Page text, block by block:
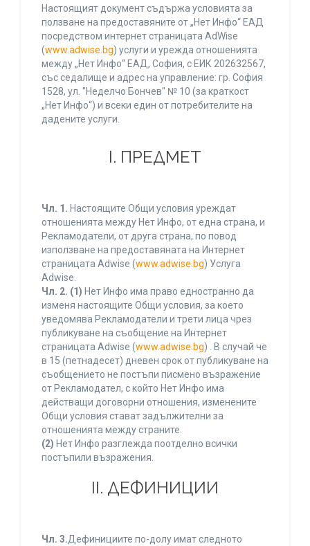
Настоящият документ съдържа условията за
ползване на предоставяните от „Нет Инфо“ ЕАД
посредством интернет страницата AdWise
(www.adwise.bg) услуги и урежда отношенията
между „Нет Инфо“ ЕАД, София, с ЕИК 202632567,
със седалище и адрес на управление: гр. София
1528, ул. "Неделчо Бончев" № 10 (за краткост
„Нет Инфо“) и всеки един от потребителите на
дадените услуги.
І. ПРЕДМЕТ
Чл. 1. Настоящите Общи условия уреждат
отношенията между Нет Инфо, от една страна, и
Рекламодатели, от друга страна, по повод
използване на предоставяната на Интернет
страницата Adwise (www.adwise.bg) Услуга
Adwise.
Чл. 2. (1) Нет Инфо има право едностранно да
изменя настоящите Общи условия, за което
уведомява Рекламодатели и трети лица чрез
публикуване на съобщение на Интернет
страницата Adwise (www.adwise.bg) . В случай че
в 15 (петнадесет) дневен срок от публикуване на
съобщението не постъпи писмено възражение
от Рекламодател, с който Нет Инфо има
действащи договорни отношения, изменените
Общи условия стават задължителни за
отношенията между страните.
(2) Нет Инфо разглежда поотделно всички
постъпили възражения.
ІІ. ДЕФИНИЦИИ
Чл. 3.Дефинициите по-долу имат следното